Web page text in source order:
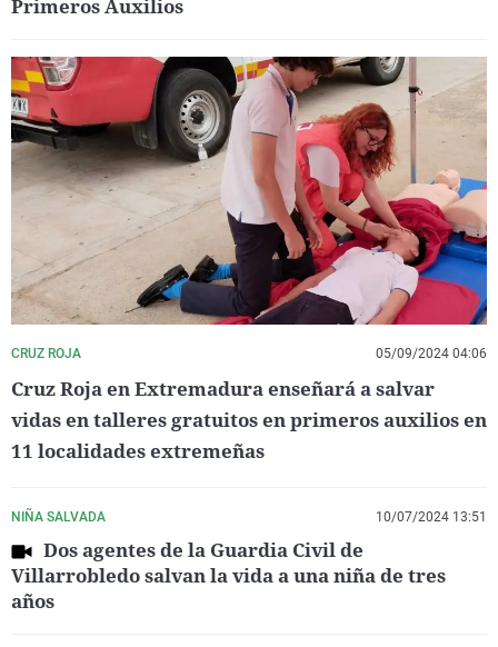
Primeros Auxilios
CRUZ ROJA 05/09/2024 04:06
Cruz Roja en Extremadura enseñará a salvar
vidas en talleres gratuitos en primeros auxilios en
11 localidades extremeñas
NIÑA SALVADA 10/07/2024 13:51
Dos agentes de la Guardia Civil de
Villarrobledo salvan la vida a una niña de tres
años